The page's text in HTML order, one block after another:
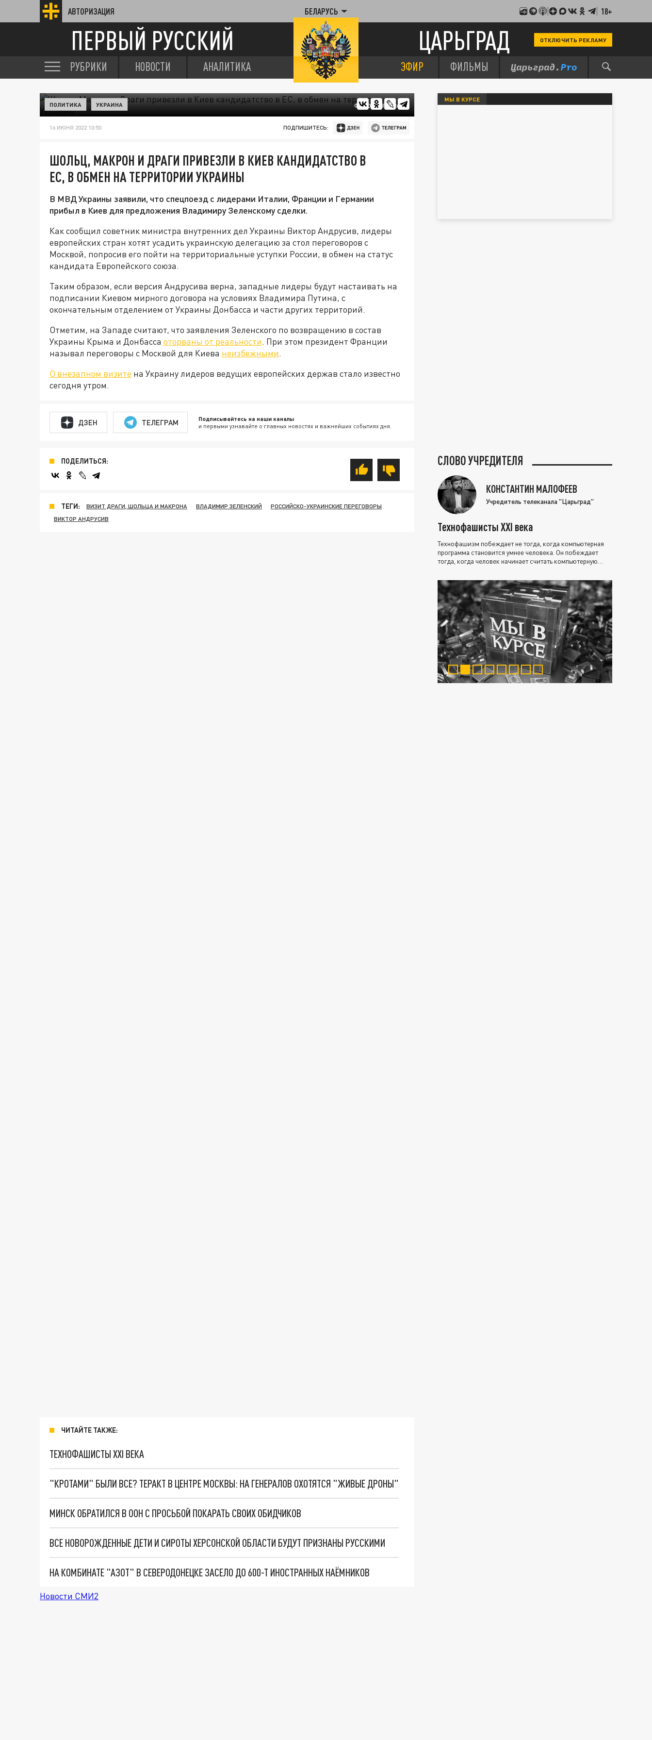
АВТОРИЗАЦИЯ БЕЛАРУСЬ 18+
ПЕРВЫЙ РУССКИЙ ЦАРЬГРАД ОТКЛЮЧИТЬ РЕКЛАМУ
РУБРИКИ НОВОСТИ АНАЛИТИКА ЭФИР ФИЛЬМЫ
ФОТО: ЦАРЬГРАД
ПОЛИТИКА УКРАИНА
16 ИЮНЯ 2022 10:50 ПОДПИШИТЕСЬ:
ШОЛЬЦ, МАКРОН И ДРАГИ ПРИВЕЗЛИ В КИЕВ КАНДИДАТСТВО В
ЕС, В ОБМЕН НА ТЕРРИТОРИИ УКРАИНЫ
В МВД Украины заявили, что спецпоезд с лидерами Италии, Франции и Германии
прибыл в Киев для предложения Владимиру Зеленскому сделки.
Как сообщил советник министра внутренних дел Украины Виктор Андрусив, лидеры
европейских стран хотят усадить украинскую делегацию за стол переговоров с
Москвой, попросив его пойти на территориальные уступки России, в обмен на статус
кандидата Европейского союза.
Таким образом, если версия Андрусива верна, западные лидеры будут настаивать на
подписании Киевом мирного договора на условиях Владимира Путина, с
окончательным отделением от Украины Донбасса и части других территорий.
Отметим, на Западе считают, что заявления Зеленского по возвращению в состав
Украины Крыма и Донбасса оторваны от реальности. При этом президент Франции
называл переговоры с Москвой для Киева неизбежными.
О внезапном визите на Украину лидеров ведущих европейских держав стало известно
сегодня утром.
ДЗЕН ТЕЛЕГРАМ Подписывайтесь на наши каналы
и первыми узнавайте о главных новостях и важнейших событиях дня.
ПОДЕЛИТЬСЯ:
ТЕГИ: ВИЗИТ ДРАГИ, ШОЛЬЦА И МАКРОНА ВЛАДИМИР ЗЕЛЕНСКИЙ
РОССИЙСКО-УКРАИНСКИЕ ПЕРЕГОВОРЫ
ВИКТОР АНДРУСИВ
ЧИТАЙТЕ ТАКЖЕ:
ТЕХНОФАШИСТЫ XXI ВЕКА
"КРОТАМИ" БЫЛИ ВСЕ? ТЕРАКТ В ЦЕНТРЕ МОСКВЫ: НА ГЕНЕРАЛОВ ОХОТЯТСЯ "ЖИВЫЕ ДРОНЫ"
МИНСК ОБРАТИЛСЯ В ООН С ПРОСЬБОЙ ПОКАРАТЬ СВОИХ ОБИДЧИКОВ
ВСЕ НОВОРОЖДЕННЫЕ ДЕТИ И СИРОТЫ ХЕРСОНСКОЙ ОБЛАСТИ БУДУТ ПРИЗНАНЫ РУССКИМИ
НА КОМБИНАТЕ "АЗОТ" В СЕВЕРОДОНЕЦКЕ ЗАСЕЛО ДО 600-Т ИНОСТРАННЫХ НАЁМНИКОВ
Новости СМИ2
МЫ В КУРСЕ
СЛОВО УЧРЕДИТЕЛЯ
КОНСТАНТИН МАЛОФЕЕВ
Учредитель телеканала "Царьград"
Технофашисты XXI века
Технофашизм побеждает не тогда, когда компьютерная
программа становится умнее человека. Он побеждает
тогда, когда человек начинает считать компьютерную